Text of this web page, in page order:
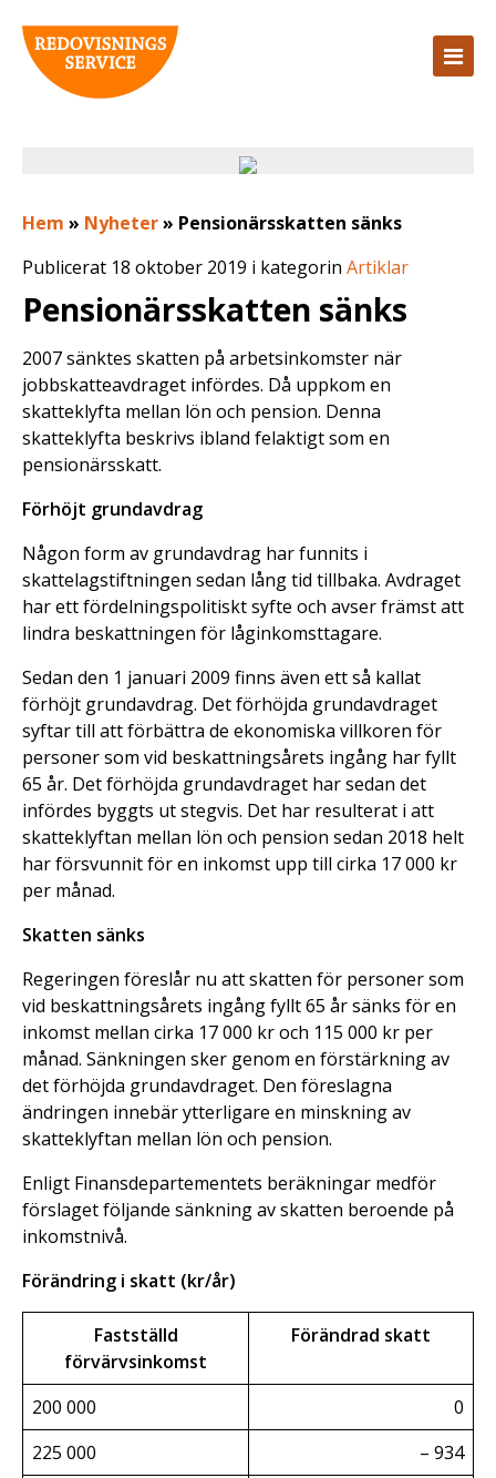
Hem » Nyheter» Pensionärsskatten sänks
Publicerat 18 oktober 2019 i kategorin Artiklar
Pensionärsskatten sänks
2007 sänktes skatten på arbetsinkomster när
jobbskatteavdraget infördes. Då uppkom en
skatteklyfta mellan lön och pension. Denna
skatteklyfta beskrivs ibland felaktigt som en
pensionärsskatt.
Förhöjt grundavdrag
Någon form av grundavdrag har funnits i
skattelagstiftningen sedan lång tid tillbaka. Avdraget
har ett fördelningspolitiskt syfte och avser främst att
lindra beskattningen för låginkomsttagare.
Sedan den 1 januari 2009 finns även ett så kallat
förhöjt grundavdrag. Det förhöjda grundavdraget
syftar till att förbättra de ekonomiska villkoren för
personer som vid beskattningsårets ingång har fyllt
65 år. Det förhöjda grundavdraget har sedan det
infördes byggts ut stegvis. Det har resulterat i att
skatteklyftan mellan lön och pension sedan 2018 helt
har försvunnit för en inkomst upp till cirka 17 000 kr
per månad.
Skatten sänks
Regeringen föreslår nu att skatten för personer som
vid beskattningsårets ingång fyllt 65 år sänks för en
inkomst mellan cirka 17 000 kr och 115 000 kr per
månad. Sänkningen sker genom en förstärkning av
det förhöjda grundavdraget. Den föreslagna
ändringen innebär ytterligare en minskning av
skatteklyftan mellan lön och pension.
Enligt Finansdepartementets beräkningar medför
förslaget följande sänkning av skatten beroende på
inkomstnivå.
Förändring i skatt (kr/år)
Fastställd
förvärvsinkomst
Förändrad skatt
200 000
0
225 000
– 934